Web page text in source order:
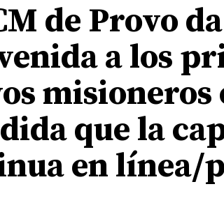
de Provo
a los
misioneros
que la
en línea/